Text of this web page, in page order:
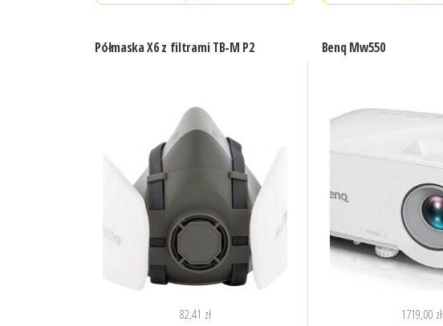
Półmaska X6 z filtrami TB-M P2
82,41 zł
Benq Mw550
1719,00 zł